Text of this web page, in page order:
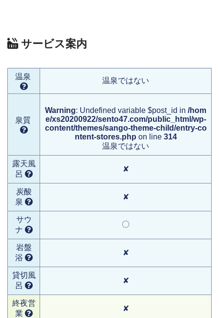
サービス案内
温泉 温泉ではない
泉質
Warning: Undefined variable $post_id in /hom
e/xs20200922/sento47.com/public_html/wp-
content/themes/sango-theme-child/entry-co
ntent-stores.php on line 314
温泉ではない
露天風
呂
✘
炭酸
泉
✘
サウ
ナ
〇
岩盤
浴
✘
貸切風
呂
✘
終夜営
業
✘